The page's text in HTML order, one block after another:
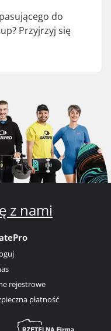
do
Przyjrzyj się
z nami
rejestrowe
płatność